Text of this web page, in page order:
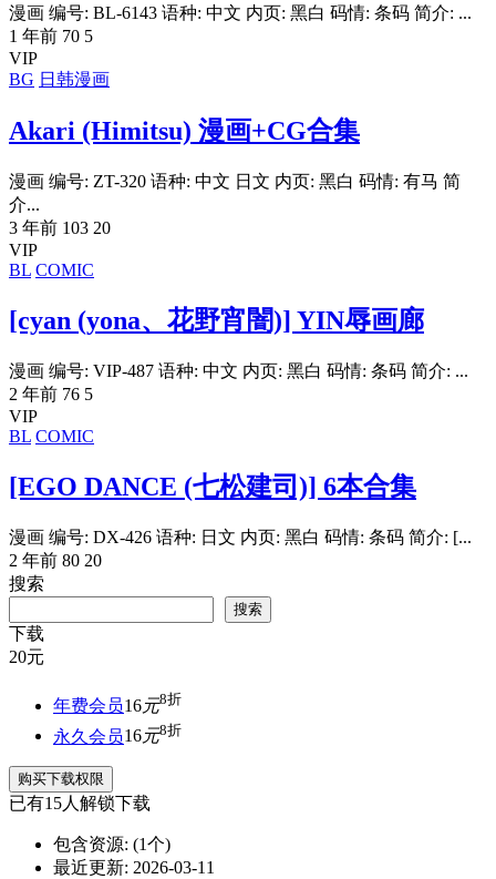
漫画 编号: BL-6143 语种: 中文 内页: 黑白 码情: 条码 简介: ...
1 年前 70 5
VIP
BG 日韩漫画
Akari (Himitsu) 漫画+CG合集
漫画 编号: ZT-320 语种: 中文 日文 内页: 黑白 码情: 有马 简
介...
3 年前 103 20
VIP
BL COMIC
[cyan (yona、花野宵闇)] YIN辱画廊
漫画 编号: VIP-487 语种: 中文 内页: 黑白 码情: 条码 简介: ...
2 年前 76 5
VIP
BL COMIC
[EGO DANCE (七松建司)] 6本合集
漫画 编号: DX-426 语种: 日文 内页: 黑白 码情: 条码 简介: [...
2 年前 80 20
搜索
搜索
下载
20元
年费会员16元8折
永久会员16元8折
购买下载权限
已有15人解锁下载
包含资源: (1个)
最近更新: 2026-03-11